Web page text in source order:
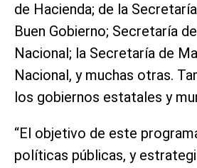
de Hacienda; de la
Buen Gobierno; Secretaría
Nacional; la Secretaría de
Nacional, y muchas otras.
los gobiernos estatales y
“El objetivo de este
políticas públicas, y